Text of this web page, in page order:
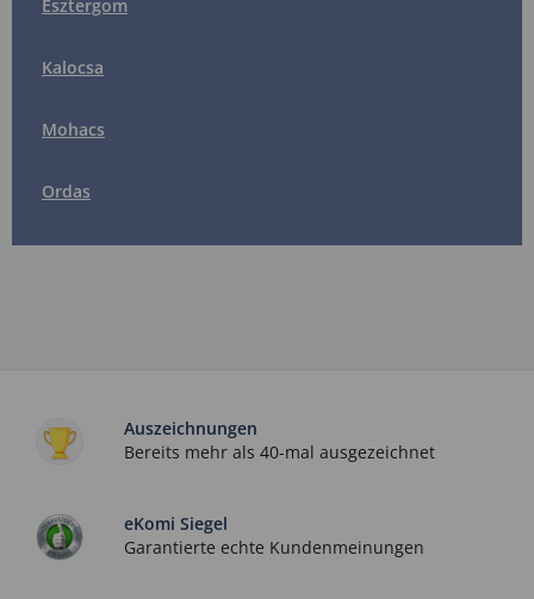
Esztergom
Kalocsa
Mohacs
Ordas
Auszeichnungen
Bereits mehr als 40-mal ausgezeichnet
eKomi Siegel
Garantierte echte Kundenmeinungen